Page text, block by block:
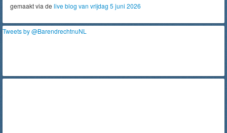
gemaakt via de live blog van vrijdag 5 juni 2026
Tweets by @BarendrechtnuNL